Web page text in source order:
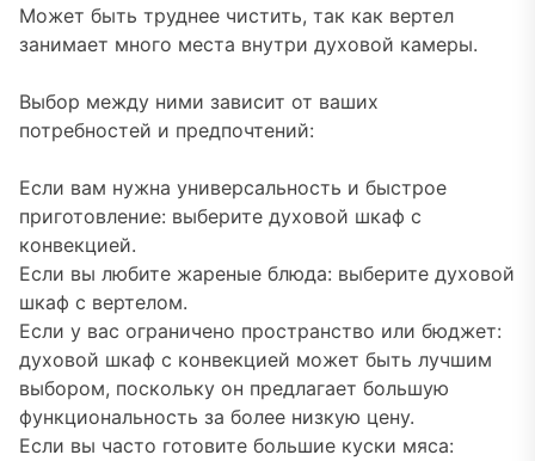
Может быть труднее чистить, так как вертел
занимает много места внутри духовой камеры.
Выбор между ними зависит от ваших
потребностей и предпочтений:
Если вам нужна универсальность и быстрое
приготовление: выберите духовой шкаф с
конвекцией.
Если вы любите жареные блюда: выберите духовой
шкаф с вертелом.
Если у вас ограничено пространство или бюджет:
духовой шкаф с конвекцией может быть лучшим
выбором, поскольку он предлагает большую
функциональность за более низкую цену.
Если вы часто готовите большие куски мяса: